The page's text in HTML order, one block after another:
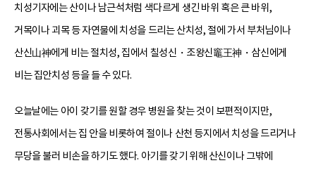
치성기자에는 산이나 남근석처럼 색다르게 생긴 바위 혹은 큰 바위,
거목이나 괴목 등 자연물에 치성을 드리는 산치성, 절에 가서 부처님이나
산신山神에게 비는 절치성, 집에서 칠성신・조왕신竈王神・삼신에게
비는 집안치성 등을 들 수 있다.
오늘날에는 아이 갖기를 원할 경우 병원을 찾는 것이 보편적이지만,
전통사회에서는 집 안을 비롯하여 절이나 산천 등지에서 치성을 드리거나
무당을 불러 비손을 하기도 했다. 아기를 갖기 위해 산신이나 그밖에